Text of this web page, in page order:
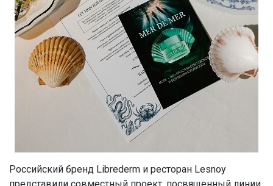
Российский бренд Librederm и ресторан Lesnoy